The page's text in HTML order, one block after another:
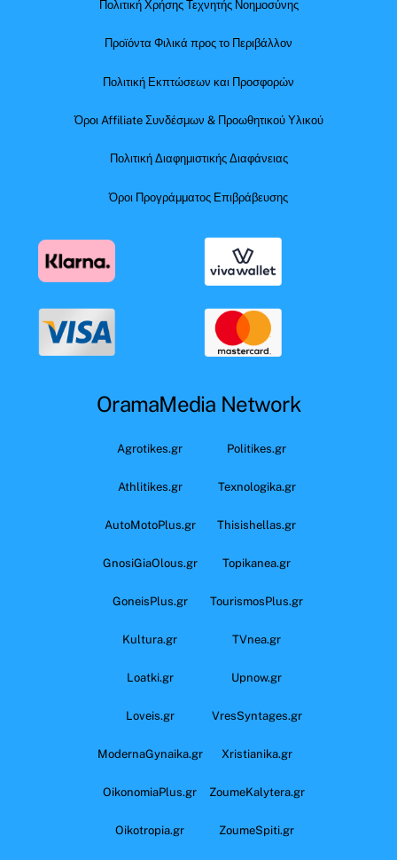
Πολιτική Χρήσης Τεχνητής Νοημοσύνης
Προϊόντα Φιλικά προς το Περιβάλλον
Πολιτική Εκπτώσεων και Προσφορών
Όροι Affiliate Συνδέσμων & Προωθητικού Υλικού
Πολιτική Διαφημιστικής Διαφάνειας
Όροι Προγράμματος Επιβράβευσης
OramaMedia Network
Agrotikes.gr Politikes.gr
Athlitikes.gr Texnologika.gr
AutoMotoPlus.gr Thisishellas.gr
GnosiGiaOlous.gr Topikanea.gr
GoneisPlus.gr TourismosPlus.gr
Kultura.gr TVnea.gr
Loatki.gr Upnow.gr
Loveis.gr VresSyntages.gr
ModernaGynaika.gr Xristianika.gr
OikonomiaPlus.gr ZoumeKalytera.gr
Oikotropia.gr ZoumeSpiti.gr